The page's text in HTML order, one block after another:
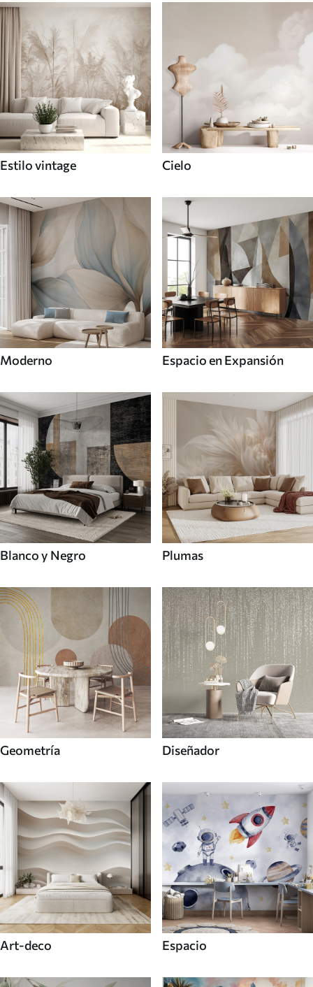
Estilo vintage Cielo
Moderno Espacio en Expansión
Blanco y Negro Plumas
Geometría Diseñador
Art-deco Espacio